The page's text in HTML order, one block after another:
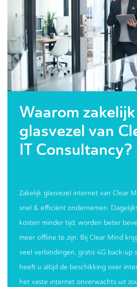
Waarom zakelijk
glasvezel van
IT Consultancy?
Zakelijk glasvezel internet van Clear
snel & efficiënt ondernemen.
kosten minder tijd, worden beter
meer offline te zijn. Bij Clear Mind
veel verbindingen, gratis 4G back-up
heeft u altijd de beschikking over
het vaste internet onverwachts uit